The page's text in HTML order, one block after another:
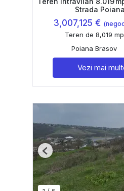
Strada
3,007,125 €
Teren de 8,019
Poiana Brasov
Vezi mai
Previous